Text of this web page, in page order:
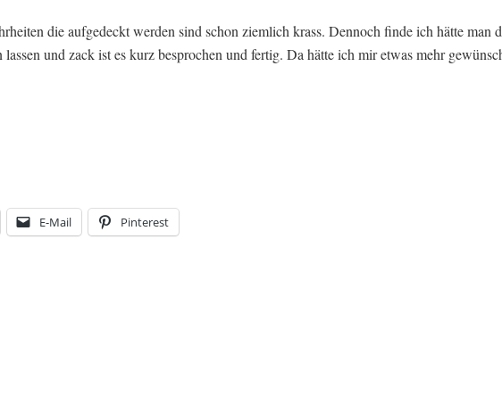
die aufgedeckt werden sind schon ziemlich krass. Dennoch finde ich hätte man
und zack ist es kurz besprochen und fertig. Da hätte ich mir etwas mehr
E-Mail Pinterest